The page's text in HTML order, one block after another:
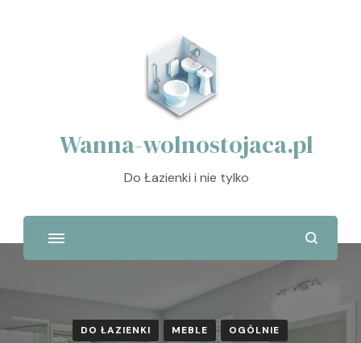
Wanna-wolnostojaca.pl
Do Łazienki i nie tylko
DO ŁAZIENKI MEBLE OGÓLNIE